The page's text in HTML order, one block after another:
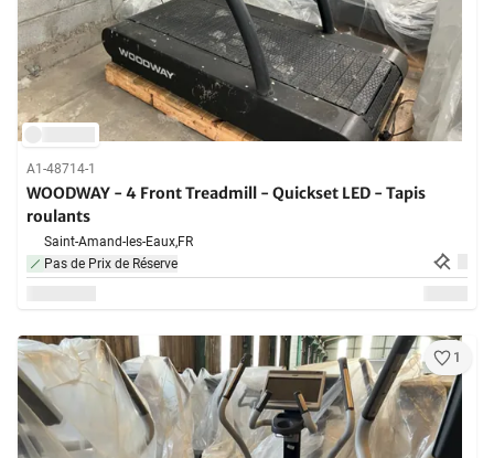
A1-48714-1
WOODWAY - 4 Front Treadmill - Quickset LED - Tapis
roulants
Saint-Amand-les-Eaux,FR
Pas de Prix de Réserve
1